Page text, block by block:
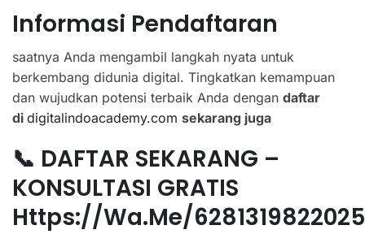
Informasi Pendaftaran
saatnya Anda mengambil langkah nyata untuk
berkembang didunia digital. Tingkatkan kemampuan
dan wujudkan potensi terbaik Anda dengan daftar
di digitalindoacademy.com sekarang juga
📞 DAFTAR SEKARANG –
KONSULTASI GRATIS
Https://wa.me/6281319822025